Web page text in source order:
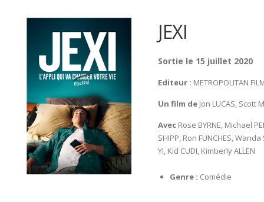
JEXI
Sortie le 15 juillet 2020
Editeur : METROPOLITAN
Un film deJon LUCAS, Scott
AvecRose BYRNE, Michael
SHIPP, Ron FUNCHES,
YI, Kid CUDI, Kimberly ALLEN
Genre : Comédie